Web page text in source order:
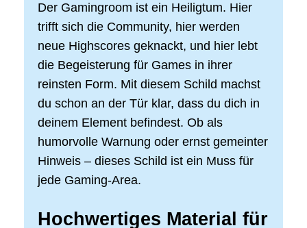
Der Gamingroom ist ein Heiligtum. Hier
trifft sich die Community, hier werden
neue Highscores geknackt, und hier lebt
die Begeisterung für Games in ihrer
reinsten Form. Mit diesem Schild machst
du schon an der Tür klar, dass du dich in
deinem Element befindest. Ob als
humorvolle Warnung oder ernst gemeinter
Hinweis – dieses Schild ist ein Muss für
jede Gaming-Area.
Hochwertiges Material für